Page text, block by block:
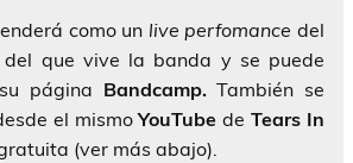
como un live perfomance del
del que vive la banda y se puede
página Bandcamp.También se
el mismoYouTubedeTears In
(ver más abajo).